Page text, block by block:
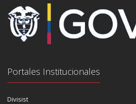
Portales Institucionales
Divisist